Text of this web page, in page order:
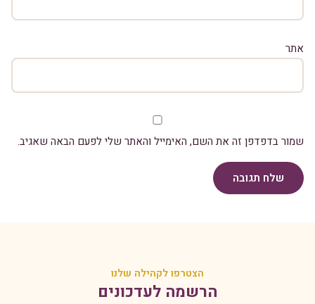
אתר
שמור בדפדפן זה את השם, האימייל והאתר שלי לפעם הבאה שאגיב.
שלח תגובה
הצטרפו לקהילה שלנו
הרשמה לעדכונים